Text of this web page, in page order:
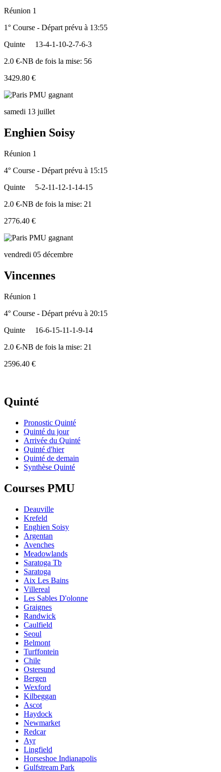
Réunion 1
1° Course - Départ prévu à 13:55
Quinte
13-4-1-10-2-7-6-3
2.0 €-NB de fois la mise: 56
3429.80 €
samedi 13 juillet
Enghien Soisy
Réunion 1
4° Course - Départ prévu à 15:15
Quinte
5-2-11-12-1-14-15
2.0 €-NB de fois la mise: 21
2776.40 €
vendredi 05 décembre
Vincennes
Réunion 1
4° Course - Départ prévu à 20:15
Quinte
16-6-15-11-1-9-14
2.0 €-NB de fois la mise: 21
2596.40 €
Quinté
Pronostic Quinté
Quinté du jour
Arrivée du Quinté
Quinté d'hier
Quinté de demain
Synthèse Quinté
Courses PMU
Deauville
Krefeld
Enghien Soisy
Argentan
Avenches
Meadowlands
Saratoga Tb
Saratoga
Aix Les Bains
Villereal
Les Sables D'olonne
Graignes
Randwick
Caulfield
Seoul
Belmont
Turffontein
Chile
Ostersund
Bergen
Wexford
Kilbeggan
Ascot
Haydock
Newmarket
Redcar
Ayr
Lingfield
Horseshoe Indianapolis
Gulfstream Park